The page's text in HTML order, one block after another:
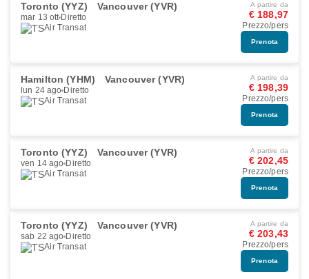
Toronto (YYZ) Vancouver (YVR)
mar 13 ott Diretto
Air Transat
A partire da
€ 188,97
Prezzo/pers
Prenota
Hamilton (YHM) Vancouver (YVR)
lun 24 ago Diretto
Air Transat
A partire da
€ 198,39
Prezzo/pers
Prenota
Toronto (YYZ) Vancouver (YVR)
ven 14 ago Diretto
Air Transat
A partire da
€ 202,45
Prezzo/pers
Prenota
Toronto (YYZ) Vancouver (YVR)
sab 22 ago Diretto
Air Transat
A partire da
€ 203,43
Prezzo/pers
Prenota